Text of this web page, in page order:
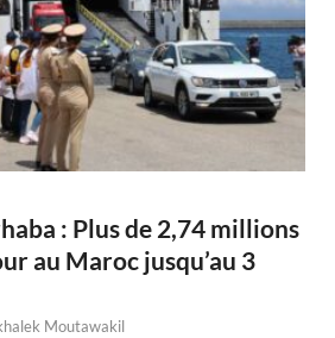
: Plus de 2,74 millions
au Maroc jusqu’au 3
Moutawakil